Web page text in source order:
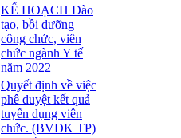
KẾ HOẠCH Đào
tạo, bồi dưỡng
công chức, viên
chức ngành Y tế
năm 2022
Quyết định về việc
phê duyệt kết quả
tuyển dụng viên
chức. (BVĐK TP)